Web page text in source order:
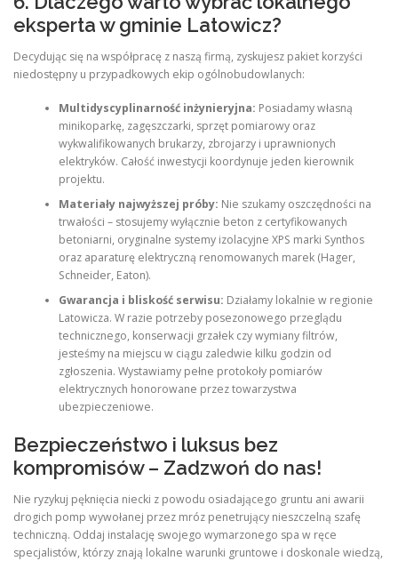
eksperta w gminie Latowicz?
Decydując się na współpracę z naszą firmą, zyskujesz pakiet korzyści
niedostępny u przypadkowych ekip ogólnobudowlanych:
Multidyscyplinarność inżynieryjna: Posiadamy własną
minikoparkę, zagęszczarki, sprzęt pomiarowy oraz
wykwalifikowanych brukarzy, zbrojarzy i uprawnionych
elektryków. Całość inwestycji koordynuje jeden kierownik
projektu.
Materiały najwyższej próby: Nie szukamy oszczędności na
trwałości – stosujemy wyłącznie beton z certyfikowanych
betoniarni, oryginalne systemy izolacyjne XPS marki Synthos
oraz aparaturę elektryczną renomowanych marek (Hager,
Schneider, Eaton).
Gwarancja i bliskość serwisu: Działamy lokalnie w regionie
Latowicza. W razie potrzeby posezonowego przeglądu
technicznego, konserwacji grzałek czy wymiany filtrów,
jesteśmy na miejscu w ciągu zaledwie kilku godzin od
zgłoszenia. Wystawiamy pełne protokoły pomiarów
elektrycznych honorowane przez towarzystwa
ubezpieczeniowe.
Bezpieczeństwo i luksus bez
kompromisów – Zadzwoń do nas!
Nie ryzykuj pęknięcia niecki z powodu osiadającego gruntu ani awarii
drogich pomp wywołanej przez mróz penetrujący nieszczelną szafę
techniczną. Oddaj instalację swojego wymarzonego spa w ręce
specjalistów, którzy znają lokalne warunki gruntowe i doskonale wiedzą,